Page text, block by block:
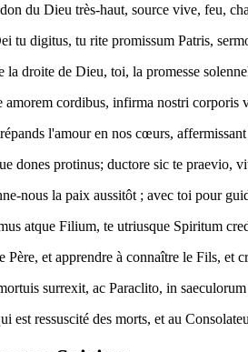
du Dieu très-haut, source vive, feu,
tu digitus, tu rite promissum Patris,
la droite de Dieu, toi, la promesse
amorem cordibus, infirma nostri corporis
l'amour en nos cœurs,
dones protinus; ductore sic te praevio,
nous la paix aussitôt ; avec toi pour
atque Filium, te utriusque Spiritum
Père, et apprendre à connaître le Fils, et
surrexit, ac Paraclito, in saeculorum
est ressuscité des morts, et au